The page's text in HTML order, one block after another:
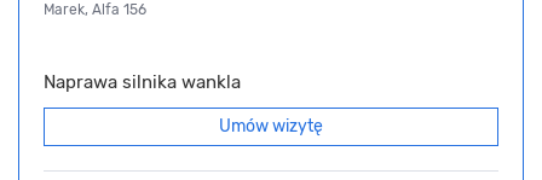
Marek, Alfa 156
Naprawa silnika wankla
Umów wizytę